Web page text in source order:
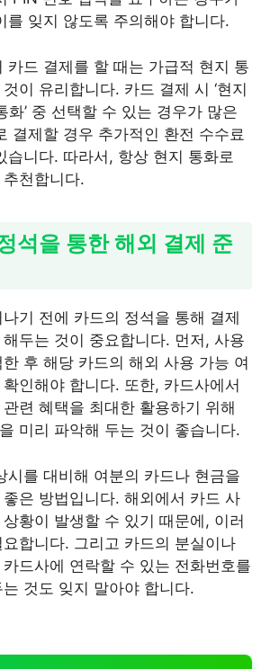
를 잊지 않도록 주의해야 합니다.
카드 결제를 할 때는 가급적 현지 통
이 유리합니다. 카드 결제 시 ‘현지
화’ 중 선택할 수 있는 경우가 많은
결제할 경우 추가적인 환전 수수료
습니다. 따라서, 항상 현지 통화로
천합니다.
석을 통한 해외 결제 준
기 전에 카드의 정석을 통해 결제
두는 것이 중요합니다. 먼저, 사용
후 해당 카드의 해외 사용 가능 여
인해야 합니다. 또한, 카드사에서
련 혜택을 최대한 활용하기 위해
미리 파악해 두는 것이 좋습니다.
시를 대비해 여분의 카드나 현금을
은 방법입니다. 해외에서 카드 사
황이 발생할 수 있기 때문에, 이러
합니다. 그리고 카드의 분실이나
카드사에 연락할 수 있는 전화번호를
것도 잊지 말아야 합니다.